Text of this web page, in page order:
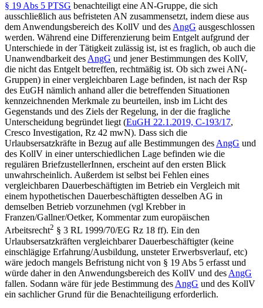
§ 19 Abs 5 PTSG benachteiligt eine AN-Gruppe, die sich
ausschließlich aus befristeten AN zusammensetzt, indem diese aus
dem Anwendungsbereich des KollV und des AngG ausgeschlossen
werden. Während eine Differenzierung beim Entgelt aufgrund der
Unterschiede in der Tätigkeit zulässig ist, ist es fraglich, ob auch die
Unanwendbarkeit des AngG und jener Bestimmungen des KollV,
die nicht das Entgelt betreffen, rechtmäßig ist. Ob sich zwei AN(-
Gruppen) in einer vergleichbaren Lage befinden, ist nach der Rsp
des EuGH nämlich anhand aller die betreffenden Situationen
kennzeichnenden Merkmale zu beurteilen, insb im Licht des
Gegenstands und des Ziels der Regelung, in der die fragliche
Unterscheidung begründet liegt (EuGH 22.1.2019, C-193/17,
Cresco Investigation, Rz 42 mwN). Dass sich die
Urlaubsersatzkräfte in Bezug auf alle Bestimmungen des AngG und
des KollV in einer unterschiedlichen Lage befinden wie die
regulären BriefzustellerInnen, erscheint auf den ersten Blick
unwahrscheinlich. Außerdem ist selbst bei Fehlen eines
vergleichbaren Dauerbeschäftigten im Betrieb ein Vergleich mit
einem hypothetischen Dauerbeschäftigten desselben AG in
demselben Betrieb vorzunehmen (vgl Krebberin
Franzen/Gallner/Oetker, Kommentar zum europäischen
Arbeitsrecht2 § 3 RL 1999/70/EG Rz 18 ff). Ein den
Urlaubsersatzkräften vergleichbarer Dauerbeschäftigter (keine
einschlägige Erfahrung/Ausbildung, unsteter Erwerbsverlauf, etc)
wäre jedoch mangels Befristung nicht von § 19 Abs 5 erfasst und
würde daher in den Anwendungsbereich des KollV und des AngG
fallen. Sodann wäre für jede Bestimmung des AngG und des KollV
ein sachlicher Grund für die Benachteiligung erforderlich.